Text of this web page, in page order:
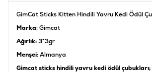
GimCat Sticks Kitten Hindili Yavru Kedi Ödül
Marka: Gimcat
Ağırlık:3*3gr
Menşei: Almanya
Gimcat sticks hindili yavru kedi ödül çubukları;